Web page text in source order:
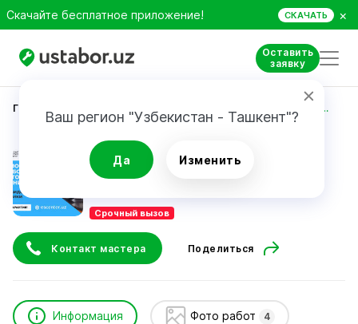
Скачайте бесплатное приложение! СКАЧАТЬ ×
Оставить
заявку
Ваш регион "Узбекистан - Ташкент"?
Да Изменить
Главная Ремонт техники Единый сервисный центр
Единый сервисный центр
Срочный вызов
Контакт мастера Поделиться
Информация Фото работ 4